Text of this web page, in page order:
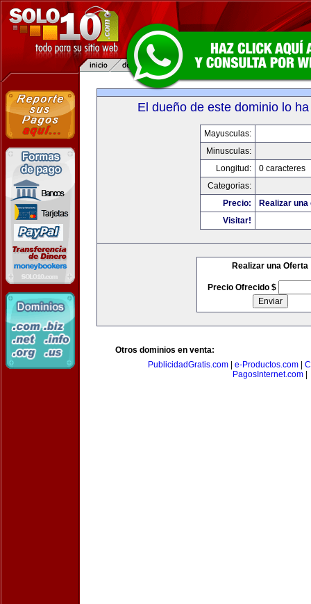
El dueño de este dominio lo
Mayusculas:
Minusculas:
Longitud:
0 caracteres
Categorias:
Precio:
Realizar
Visitar!
Realizar una Oferta
Precio Ofrecido $
Otros dominios en venta:
PublicidadGratis.com
e-Productos.com
PagosInternet.com